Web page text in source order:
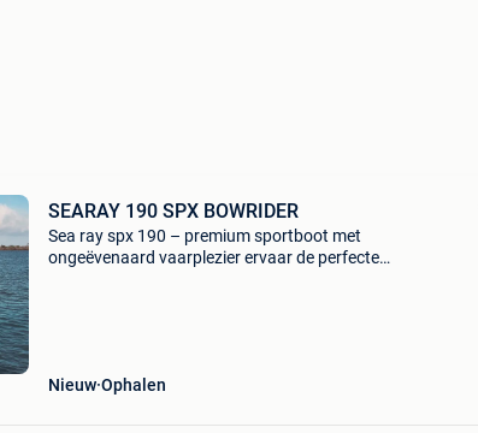
SEARAY 190 SPX BOWRIDER
Sea ray spx 190 – premium sportboot met
ongeëvenaard vaarplezier ervaar de perfecte
Nieuw Ophalen